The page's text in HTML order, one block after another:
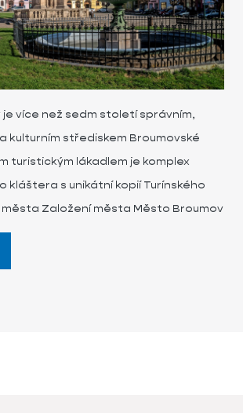
více než sedm století správním,
kulturním střediskem Broumovské
turistickým lákadlem je komplex
kláštera s unikátní kopií Turínského
Založení města Město Broumov